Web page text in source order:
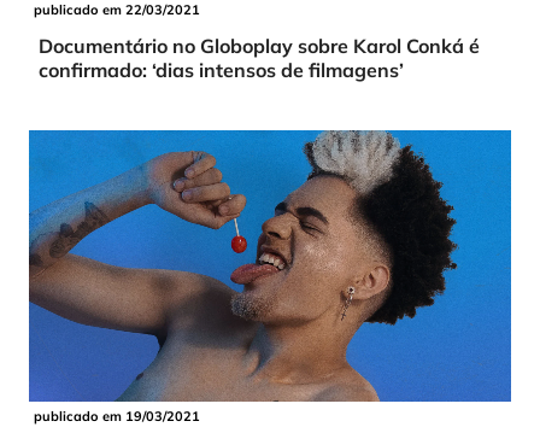
publicado em 22/03/2021
Documentário no Globoplay sobre Karol Conká é
confirmado: ‘dias intensos de filmagens’
publicado em 19/03/2021